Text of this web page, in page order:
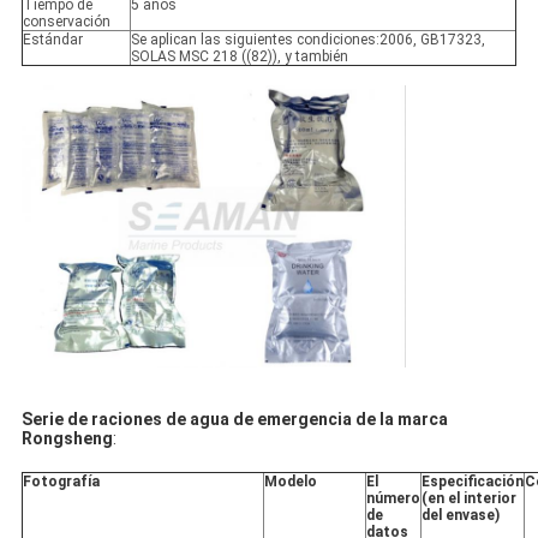
Tiempo de
conservación
5 años
Estándar
Se aplican las siguientes condiciones:2006, GB17323,
SOLAS MSC 218 ((82)), y también
Serie de raciones de agua de emergencia de la marca
Rongsheng:
Fotografía Modelo
El
número
de
datos
Especificación
(en el interior
del envase)